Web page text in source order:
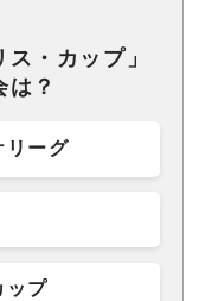
・カップ」
？
リーグ
ップ